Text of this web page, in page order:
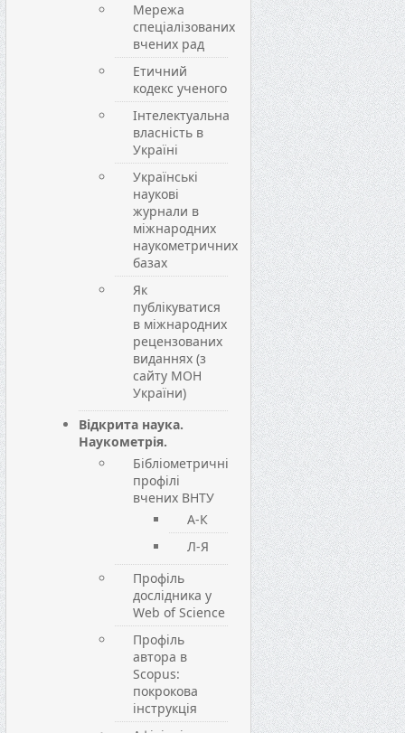
Мережа
спеціалізованих
вчених рад
Етичний
кодекс ученого
Інтелектуальна
власність в
Україні
Українські
наукові
журнали в
міжнародних
наукометричних
базах
Як
публікуватися
в міжнародних
рецензованих
виданнях (з
сайту МОН
України)
Відкрита наука.
Наукометрія.
Бібліометричні
профілі
вчених ВНТУ
А-К
Л-Я
Профіль
дослідника у
Web of Science
Профіль
автора в
Scopus:
покрокова
інструкція